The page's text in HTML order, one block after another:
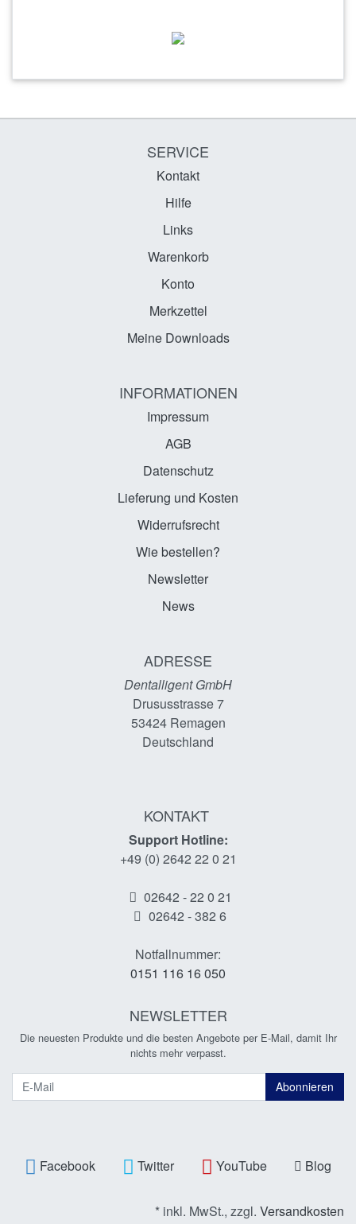
SERVICE
Kontakt
Hilfe
Links
Warenkorb
Konto
Merkzettel
Meine Downloads
INFORMATIONEN
Impressum
AGB
Datenschutz
Lieferung und Kosten
Widerrufsrecht
Wie bestellen?
Newsletter
News
ADRESSE
Dentalligent GmbH
Drususstrasse 7
53424Remagen
Deutschland
KONTAKT
Support Hotline:
+49 (0) 2642 22 0 21
02642 - 22 0 21
02642 - 382 6
Notfallnummer:
0151 116 16 050
NEWSLETTER
Die neuesten Produkte und die besten Angebote per E-Mail, damit Ihr
nichts mehr verpasst.
Abonnieren
Facebook Twitter YouTube Blog
* inkl. MwSt., zzgl. Versandkosten